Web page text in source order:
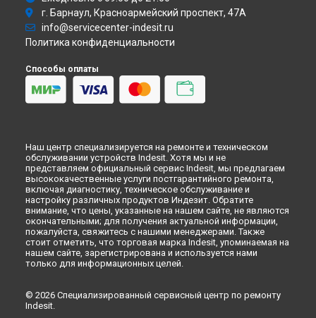
Ремонт духового шкафа FIMB 73 K.A IX Indesit в
Новокузнецке
Ремонт духового шкафа FIMB 73 K.A IX Indesit в
Ремонт духового шкафа FIMB 73 K.A IX Indesit в
Набережных Челнах
Ремонт духового шкафа FIMB 73 K.A IX Indesit в
г. Барнаул, Красноармейский проспект, 47А
info@servicecenter-indesit.ru
Политика конфиденциальности
Способы оплаты
Наш центр специализируется на ремонте и техническом
обслуживании устройств Indesit. Хотя мы и не
представляем официальный сервис Indesit, мы предлагаем
высококачественные услуги постгарантийного ремонта,
включая диагностику, техническое обслуживание и
настройку различных продуктов Индезит. Обратите
внимание, что цены, указанные на нашем сайте, не являются
окончательными; для получения актуальной информации,
пожалуйста, свяжитесь с нашими менеджерами. Также
стоит отметить, что торговая марка Indesit, упоминаемая на
нашем сайте, зарегистрирована и используется нами
только для информационных целей.
© 2026 Специализированный сервисный центр по ремонту
Indesit.